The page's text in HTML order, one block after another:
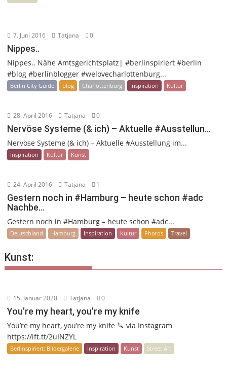
7. Juni 2016 Tatjana 0
Nippes..
Nippes.. Nähe Amtsgerichtsplatz| #berlinspiriert #berlin
#blog #berlinblogger #welovecharlottenburg...
Berlin City Guide blog Charlottenburg Inspiration Kultur
28. April 2016 Tatjana 0
Nervöse Systeme (& ich) – Aktuelle #Ausstellun…
Nervöse Systeme (& ich) – Aktuelle #Ausstellung im...
Inspiration Kultur Kunst
24. April 2016 Tatjana 1
Gestern noch in #Hamburg – heute schon #adc
Nachbe…
Gestern noch in #Hamburg – heute schon #adc...
Deutschland Hamburg Inspiration Kultur Photos Travel
Kunst:
15. Januar 2020 Tatjana 0
You’re my heart, you’re my knife
You’re my heart, you’re my knife 🔪 via Instagram
https://ift.tt/2uINZYL
Berlinspiriert: Bildergalerie Inspiration Kunst Street Art